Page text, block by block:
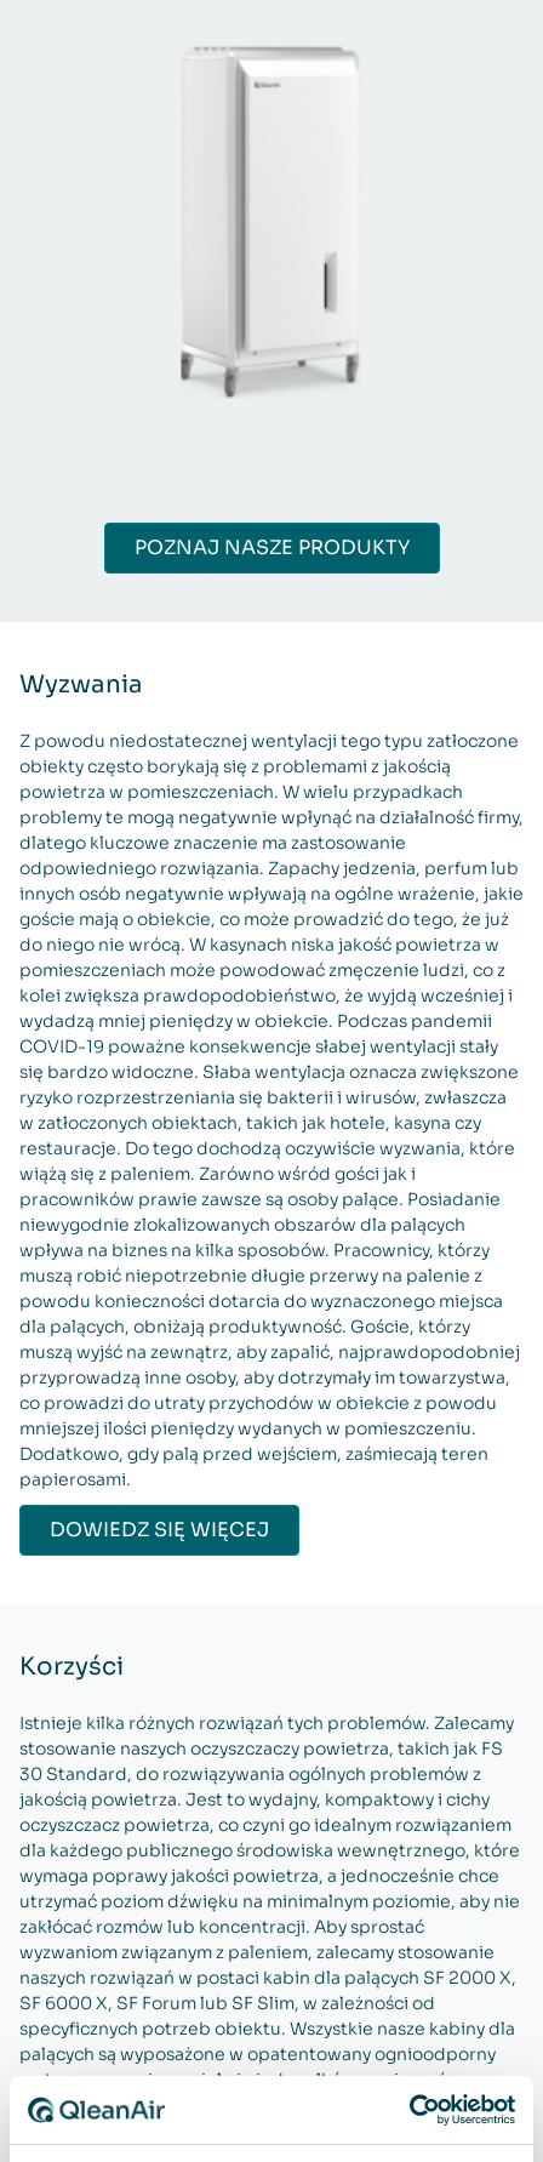
POZNAJ NASZE PRODUKTY
Wyzwania
Z powodu niedostatecznej wentylacji tego typu zatłoczone
obiekty często borykają się z problemami z jakością
powietrza w pomieszczeniach. W wielu przypadkach
problemy te mogą negatywnie wpłynąć na działalność firmy,
dlatego kluczowe znaczenie ma zastosowanie
odpowiedniego rozwiązania. Zapachy jedzenia, perfum lub
innych osób negatywnie wpływają na ogólne wrażenie, jakie
goście mają o obiekcie, co może prowadzić do tego, że już
do niego nie wrócą. W kasynach niska jakość powietrza w
pomieszczeniach może powodować zmęczenie ludzi, co z
kolei zwiększa prawdopodobieństwo, że wyjdą wcześniej i
wydadzą mniej pieniędzy w obiekcie. Podczas pandemii
COVID-19 poważne konsekwencje słabej wentylacji stały
się bardzo widoczne. Słaba wentylacja oznacza zwiększone
ryzyko rozprzestrzeniania się bakterii i wirusów, zwłaszcza
w zatłoczonych obiektach, takich jak hotele, kasyna czy
restauracje. Do tego dochodzą oczywiście wyzwania, które
wiążą się z paleniem. Zarówno wśród gości jak i
pracowników prawie zawsze są osoby palące. Posiadanie
niewygodnie zlokalizowanych obszarów dla palących
wpływa na biznes na kilka sposobów. Pracownicy, którzy
muszą robić niepotrzebnie długie przerwy na palenie z
powodu konieczności dotarcia do wyznaczonego miejsca
dla palących, obniżają produktywność. Goście, którzy
muszą wyjść na zewnątrz, aby zapalić, najprawdopodobniej
przyprowadzą inne osoby, aby dotrzymały im towarzystwa,
co prowadzi do utraty przychodów w obiekcie z powodu
mniejszej ilości pieniędzy wydanych w pomieszczeniu.
Dodatkowo, gdy palą przed wejściem, zaśmiecają teren
papierosami.
DOWIEDZ SIĘ WIĘCEJ
Korzyści
Istnieje kilka różnych rozwiązań tych problemów. Zalecamy
stosowanie naszych oczyszczaczy powietrza, takich jak FS
30 Standard, do rozwiązywania ogólnych problemów z
jakością powietrza. Jest to wydajny, kompaktowy i cichy
oczyszczacz powietrza, co czyni go idealnym rozwiązaniem
dla każdego publicznego środowiska wewnętrznego, które
wymaga poprawy jakości powietrza, a jednocześnie chce
utrzymać poziom dźwięku na minimalnym poziomie, aby nie
zakłócać rozmów lub koncentracji. Aby sprostać
wyzwaniom związanym z paleniem, zalecamy stosowanie
naszych rozwiązań w postaci kabin dla palących SF 2000 X,
SF 6000 X, SF Forum lub SF Slim, w zależności od
specyficznych potrzeb obiektu. Wszystkie nasze kabiny dla
palących są wyposażone w opatentowany ognioodporny
system usuwania popiołu i niedopałków papierosów.